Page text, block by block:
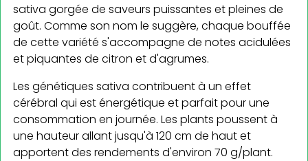
sativa gorgée de saveurs puissantes et pleines de
goût. Comme son nom le suggère, chaque bouffée
de cette variété s'accompagne de notes acidulées
et piquantes de citron et d'agrumes.
Les génétiques sativa contribuent à un effet
cérébral qui est énergétique et parfait pour une
consommation en journée. Les plants poussent à
une hauteur allant jusqu'à 120 cm de haut et
apportent des rendements d'environ 70 g/plant.